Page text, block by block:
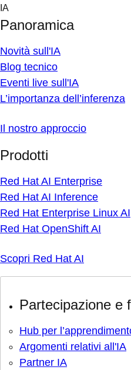
Skip
content
IA
Panoramica
Novità sull'IA
Blog tecnico
Eventi live sull'IA
L’importanza dell’inferenza
Il nostro approccio
Prodotti
Red Hat AI Enterprise
Red Hat AI Inference
Red Hat Enterprise Linux AI
Red Hat OpenShift AI
Scopri Red Hat AI
Partecipazione e
Hub per
Argomenti relativi all'IA
Partner IA